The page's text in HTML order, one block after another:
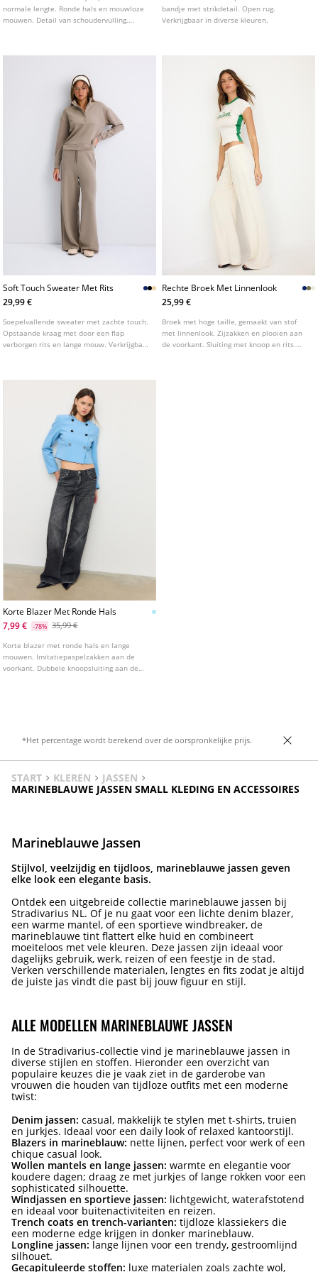
normale lengte. Ronde hals en mouwloze
mouwen. Detail van schoudervulling.
bandje met strikdetail. Open rug.
Verkrijgbaar in diverse kleuren.
Soft Touch Sweater Met Rits
29,99 €
Soepelvallende sweater met zachte touch.
Opstaande kraag met door een flap
verborgen rits en lange mouw. Verkrijgbaar
Rechte Broek Met Linnenlook
25,99 €
Broek met hoge taille, gemaakt van stof
met linnenlook. Zijzakken en plooien aan
de voorkant. Sluiting met knoop en rits.
Korte Blazer Met Ronde Hals
7,99 €
-78% 35,99 €
Korte blazer met ronde hals en lange
mouwen. Imitatiepaspelzakken aan de
voorkant. Dubbele knoopsluiting aan de
*Het percentage wordt berekend over de oorspronkelijke prijs.
START KLEREN
JASSEN
MARINEBLAUWE JASSEN SMALL KLEDING EN ACCESSOIRES
Marineblauwe Jassen
Stijlvol, veelzijdig en tijdloos, marineblauwe jassen geven
elke look een elegante basis.
Ontdek een uitgebreide collectie marineblauwe jassen bij
Stradivarius NL. Of je nu gaat voor een lichte denim blazer,
een warme mantel, of een sportieve windbreaker, de
marineblauwe tint flattert elke huid en combineert
moeiteloos met vele kleuren. Deze jassen zijn ideaal voor
dagelijks gebruik, werk, reizen of een feestje in de stad.
Verken verschillende materialen, lengtes en fits zodat je altijd
de juiste jas vindt die past bij jouw figuur en stijl.
ALLE MODELLEN MARINEBLAUWE JASSEN
In de Stradivarius-collectie vind je marineblauwe jassen in
diverse stijlen en stoffen. Hieronder een overzicht van
populaire keuzes die je vaak ziet in de garderobe van
vrouwen die houden van tijdloze outfits met een moderne
twist:
Denim jassen: casual, makkelijk te stylen met t-shirts, truien
en jurkjes. Ideaal voor een daily look of relaxed kantoorstijl.
Blazers in marineblauw: nette lijnen, perfect voor werk of een
chique casual look.
Wollen mantels en lange jassen: warmte en elegantie voor
koudere dagen; draag ze met jurkjes of lange rokken voor een
sophisticated silhouette.
Windjassen en sportieve jassen: lichtgewicht, waterafstotend
en ideaal voor buitenactiviteiten en reizen.
Trench coats en trench-varianten: tijdloze klassiekers die
een moderne edge krijgen in donker marineblauw.
Longline jassen: lange lijnen voor een trendy, gestroomlijnd
silhouet.
Gecapituleerde stoffen: luxe materialen zoals zachte wol,